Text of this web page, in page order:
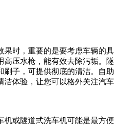
果时，重要的是要考虑车辆的具
高压水枪，能有效去除污垢。隧
刷子，可提供彻底的清洁。自助
洁体验，让您可以格外关注汽车
机或隧道式洗车机可能是最方便